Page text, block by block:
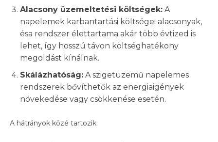
Alacsony üzemeltetési költségek: A
napelemek karbantartási költségei alacsonyak,
ésa rendszer élettartama akár több évtized is
lehet, így hosszú távon költséghatékony
megoldást kínálnak.
Skálázhatóság: A szigetüzemű napelemes
rendszerek bővíthetők az energiaigények
növekedése vagy csökkenése esetén.
A hátrányok közé tartozik: